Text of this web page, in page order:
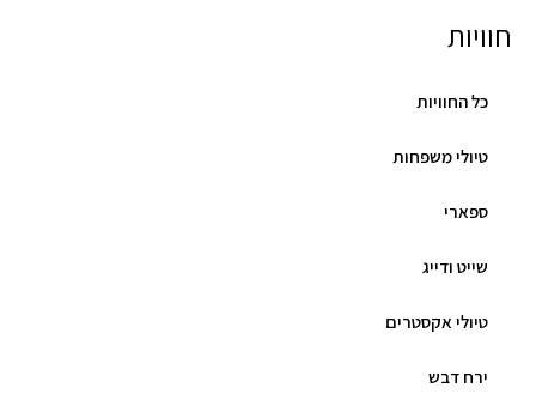
חוויות
כל החוויות
טיולי משפחות
ספארי
שייט ודייג
טיולי אקסטרים
ירח דבש